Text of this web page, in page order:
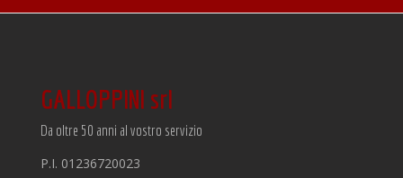
GALLOPPINI srl
Da oltre 50 anni al vostro servizio
P.I. 01236720023